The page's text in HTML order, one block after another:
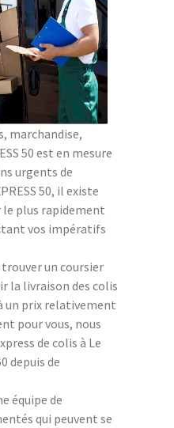
marchandise,
50 est en mesure
urgents de
50, il existe
plus rapidement
vos impératifs
un coursier
la livraison des colis
un prix relativement
pour vous, nous
de colis à Le
depuis de
équipe de
qui peuvent se